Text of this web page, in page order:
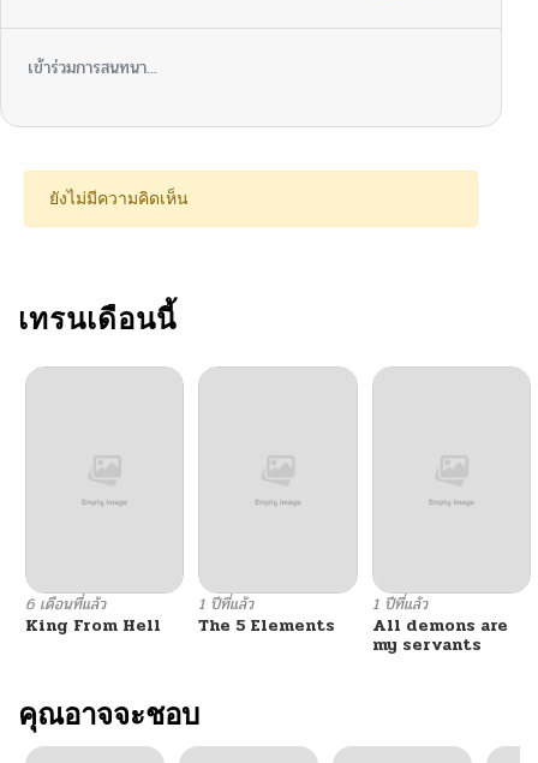
09/22/2025
ตอนที่ 3846 08/14/2025
ตอนที่ 3844
ตอนที่ 3843
ตอนที่ 3841 07/03/2025
ตอนที่ 3840
ตอนที่ 3839 06/24/2025
ตอนที่ 3838
เข้าร่วมการสนทนา...
ยังไม่มีความคิดเห็น
เทรนเดือนนี้
6 เดือนที่แล้ว
King From Hell
1 ปีที่แล้ว
The 5 Elements
1 ปีที่แล้ว
All demons are
my servants
คุณอาจจะชอบ